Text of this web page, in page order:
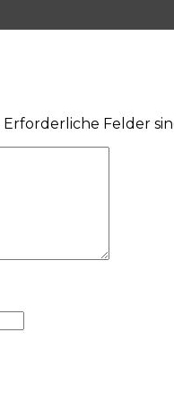
Erforderliche Felder